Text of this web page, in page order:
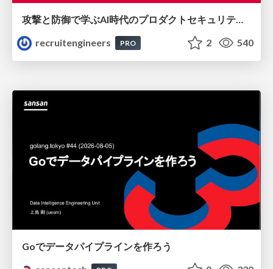
recruitengineers
PRO 2 540
Goでデータパイプラインを作ろう